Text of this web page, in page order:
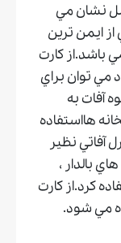
نشان مي
ايمن ترين
باشد.از كارت
مي توان براي
آفات به
هااستفاده
آفاتي نظير
بالدار ،
كرد.از كارت
مي شود.